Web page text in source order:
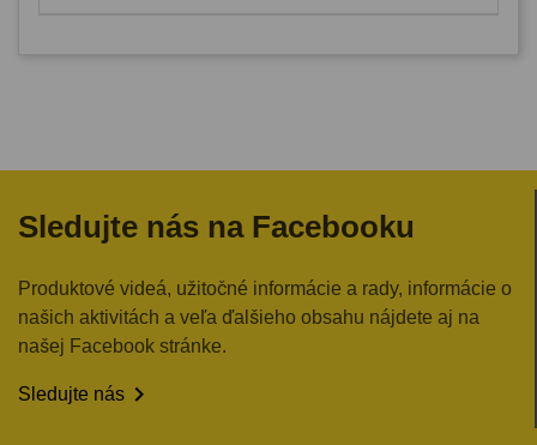
Sledujte nás na Facebooku
Produktové videá, užitočné informácie a rady, informácie o
našich aktivitách a veľa ďalšieho obsahu nájdete aj na
našej Facebook stránke.
Sledujte nás 